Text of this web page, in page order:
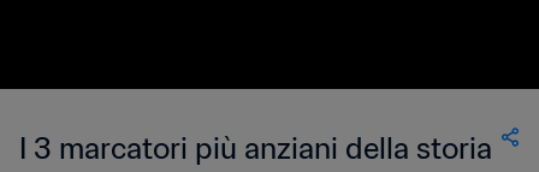
I 3 marcatori più anziani della storia